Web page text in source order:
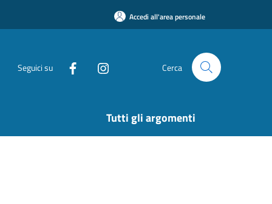
Accedi all'area personale
Seguici su Cerca
Tutti gli argomenti